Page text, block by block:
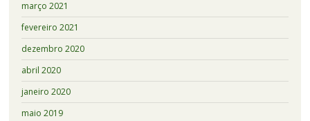
março 2021
fevereiro 2021
dezembro 2020
abril 2020
janeiro 2020
maio 2019